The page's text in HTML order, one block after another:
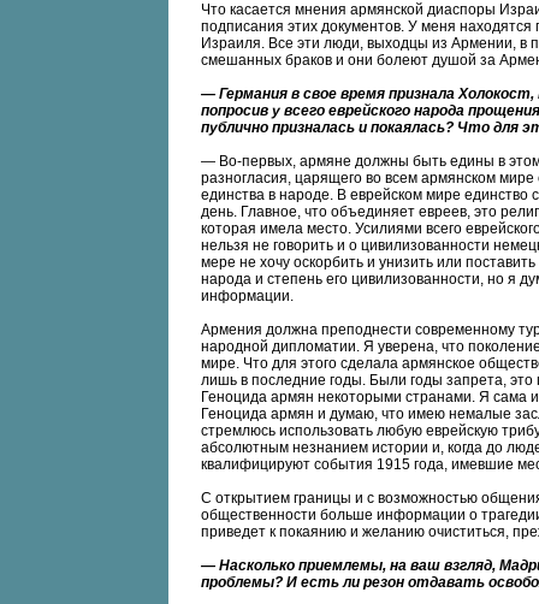
Что касается мнения армянской диаспоры
подписания этих документов. У меня
Израиля. Все эти люди, выходцы из Армении, в
смешанных браков и они болеют душой за
— Германия в свое время признала
попросив у всего еврейского народа
публично призналась и покаялась? Что для
— Во-первых, армяне должны быть едины в
разногласия, царящего во всем армянском
единства в народе. В еврейском мире единство
день. Главное, что объединяет евреев, это
которая имела место. Усилиями всего
нельзя не говорить и о цивилизованности
мере не хочу оскорбить и унизить или
народа и степень его цивилизованности, но я
информации.
Армения должна преподнести современному
народной дипломатии. Я уверена, что
мире. Что для этого сделала армянское
лишь в последние годы. Были годы запрета,
Геноцида армян некоторыми странами. Я сама
Геноцида армян и думаю, что имею немалые
стремлюсь использовать любую еврейскую
абсолютным незнанием истории и, когда до
квалифицируют события 1915 года, имевшие
С открытием границы и с возможностью
общественности больше информации о
приведет к покаянию и желанию очиститься,
— Насколько приемлемы, на ваш взгляд,
проблемы? И есть ли резон отдавать